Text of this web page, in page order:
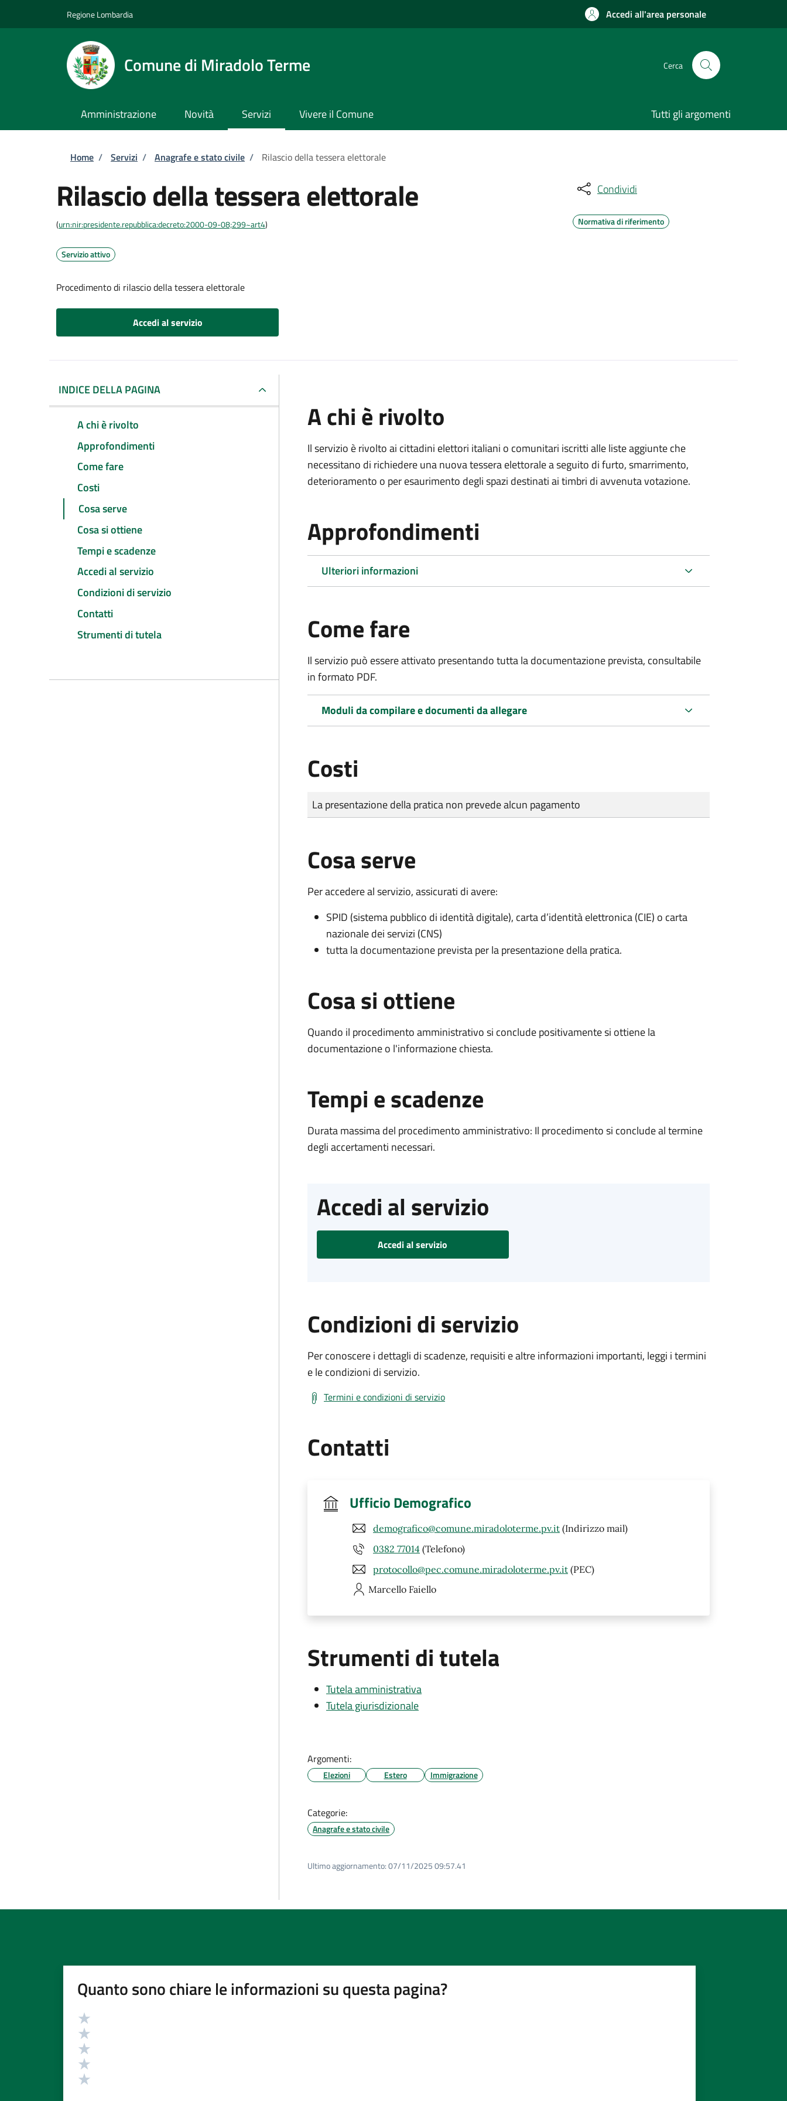
Regione Lombardia Accedi all'area personale
Comune di Miradolo Terme Cerca
Amministrazione Novità Servizi Vivere il Comune Tutti gli argomenti
Briciole di pane
Home / Servizi / Anagrafe e stato civile / Rilascio della tessera elettorale
Rilascio della tessera elettorale
(urn:nir:presidente.repubblica:decreto:2000-09-08;299~art4)
Servizio attivo
Procedimento di rilascio della tessera elettorale
Accedi al servizio
Condividi
Normativa di riferimento
INDICE DELLA PAGINA
A chi è rivolto
Approfondimenti
Come fare
Costi
Cosa serve
Cosa si ottiene
Tempi e scadenze
Accedi al servizio
Condizioni di servizio
Contatti
Strumenti di tutela
A chi è rivolto
Il servizio è rivolto ai cittadini elettori italiani o comunitari iscritti alle liste aggiunte che
necessitano di richiedere una nuova tessera elettorale a seguito di furto, smarrimento,
deterioramento o per esaurimento degli spazi destinati ai timbri di avvenuta votazione.
Approfondimenti
Ulteriori informazioni
Come fare
Il servizio può essere attivato presentando tutta la documentazione prevista, consultabile
in formato PDF.
Moduli da compilare e documenti da allegare
Costi
Tipo di pagamento
Importo
La presentazione della pratica non prevede alcun pagamento
Cosa serve
Per accedere al servizio, assicurati di avere:
SPID (sistema pubblico di identità digitale), carta d’identità elettronica (CIE) o carta
nazionale dei servizi (CNS)
tutta la documentazione prevista per la presentazione della pratica.
Cosa si ottiene
Quando il procedimento amministrativo si conclude positivamente si ottiene la
documentazione o l'informazione chiesta.
Tempi e scadenze
Durata massima del procedimento amministrativo: Il procedimento si conclude al termine
degli accertamenti necessari.
Accedi al servizio
Accedi al servizio
Condizioni di servizio
Per conoscere i dettagli di scadenze, requisiti e altre informazioni importanti, leggi i termini
e le condizioni di servizio.
Termini e condizioni di servizio
Contatti
Ufficio Demografico
demografico@comune.miradoloterme.pv.it (Indirizzo mail)
0382 77014 (Telefono)
protocollo@pec.comune.miradoloterme.pv.it (PEC)
Marcello Faiello
Strumenti di tutela
Tutela amministrativa
Tutela giurisdizionale
Argomenti:
Elezioni Estero Immigrazione
Categorie:
Anagrafe e stato civile
Ultimo aggiornamento:07/11/2025 09:57.41
Quanto sono chiare le informazioni su questa pagina?
Valutazione